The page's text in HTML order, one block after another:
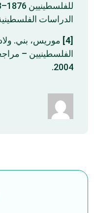
الدراسات الفلسطينية،
[4]
موريس، بني.
الفلسطينيين –
2004.